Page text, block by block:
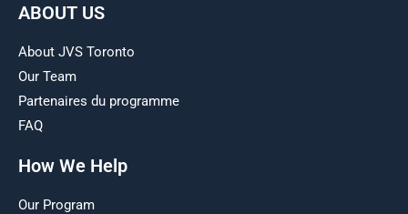
ABOUT US
About JVS Toronto
Our Team
Partenaires du programme
FAQ
How We Help
Our Program